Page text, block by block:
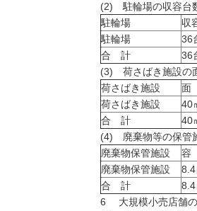
(2) 駐輪場の収容
駐輪場
収
駐輪場
36
合 計
36
(3) 荷さばき施設の
荷さばき施設
面
荷さばき施設
40
合 計
40
(4) 廃棄物等の保管
廃棄物保管施設
容
廃棄物保管施設
8.4
合 計
8.4
6 大規模小売店舗の